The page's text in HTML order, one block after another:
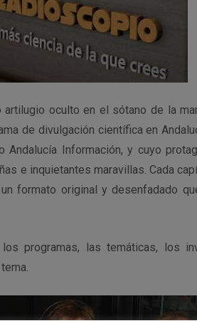
oculto en el sótano de la
de divulgación científica en
Información, y cuyo
e inquietantes maravillas. Cada
formato original y desenfadado
programas, las temáticas, los